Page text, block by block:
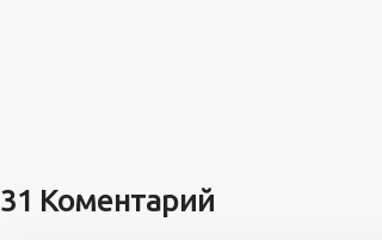
31 Коментарий